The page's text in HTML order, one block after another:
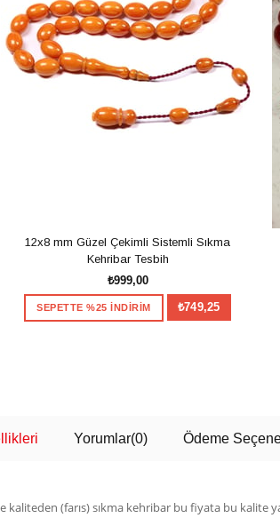
12x8 mm Güzel Çekimli Sistemli Sıkma
Kehribar Tesbih
₺999,00
SEPETTE %25 İNDİRİM ₺749,25
Yorumlar(0) Ödeme
kaliteden (farıs) sıkma kehribar bu fiyata bu